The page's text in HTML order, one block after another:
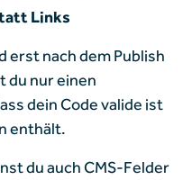
Links
erst nach dem Publish
du nur einen
dein Code valide ist
enthält.
du auch CMS-Felder